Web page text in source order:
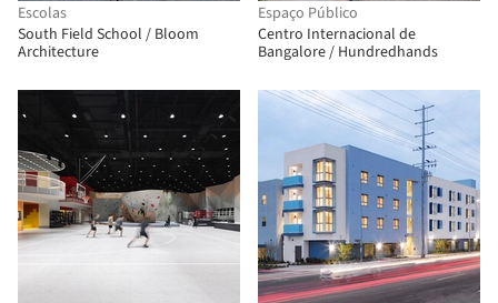
Escolas
South Field School / Bloom
Architecture
Espaço Público
Centro Internacional de
Bangalore / Hundredhands